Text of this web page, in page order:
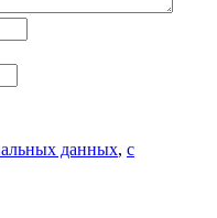
данных, с